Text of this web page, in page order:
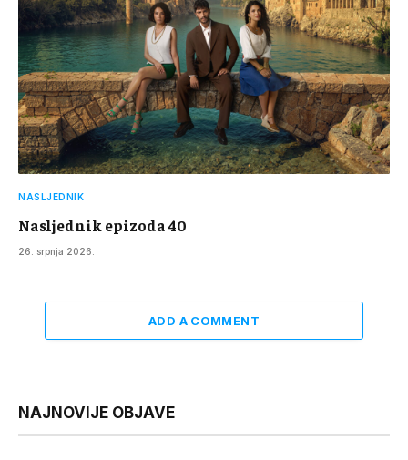
NASLJEDNIK
Nasljednik epizoda 40
26. srpnja 2026.
ADD A COMMENT
NAJNOVIJE OBJAVE